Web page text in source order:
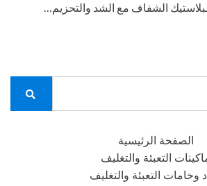
الشفاف مع الشد والتحزيم…
الصفحة الرئيسية
التعبئة والتغليف
وخامات التعبئة والتغليف